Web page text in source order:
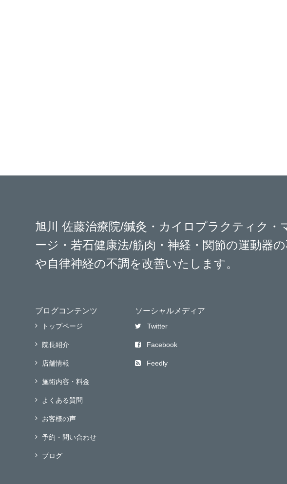
旭川 佐藤治療院/鍼灸・カイロプラクティク・
ージ・若石健康法/筋肉・神経・関節の運動器
や自律神経の不調を改善いたします。
ブログコンテンツ
トップページ
院長紹介
店舗情報
施術内容・料金
よくある質問
お客様の声
予約・問い合わせ
ブログ
ソーシャルメディア
Twitter
Facebook
Feedly